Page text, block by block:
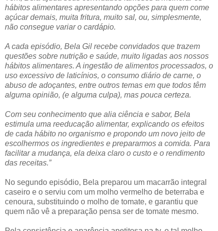
hábitos alimentares apresentando opções para quem come
açúcar demais, muita fritura, muito sal, ou, simplesmente,
não consegue variar o cardápio.
A cada episódio, Bela Gil recebe convidados que trazem
questões sobre nutrição e saúde, muito ligadas aos nossos
hábitos alimentares. A ingestão de alimentos processados, o
uso excessivo de laticínios, o consumo diário de carne, o
abuso de adoçantes, entre outros temas em que todos têm
alguma opinião, (e alguma culpa), mas pouca certeza.
Com seu conhecimento que alia ciência e sabor, Bela
estimula uma reeducação alimentar, explicando os efeitos
de cada hábito no organismo e propondo um novo jeito de
escolhermos os ingredientes e prepararmos a comida. Para
facilitar a mudança, ela deixa claro o custo e o rendimento
das receitas.”
No segundo episódio, Bela preparou um macarrão integral
caseiro e o serviu com um molho vermelho de beterraba e
cenoura, substituindo o molho de tomate, e garantiu que
quem não vê a preparação pensa ser de tomate mesmo.